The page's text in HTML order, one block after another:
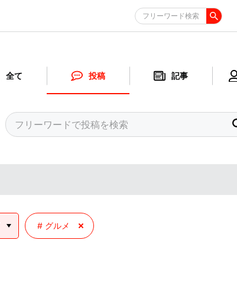
フリーワード検索
全て 投稿 記事
グルメ